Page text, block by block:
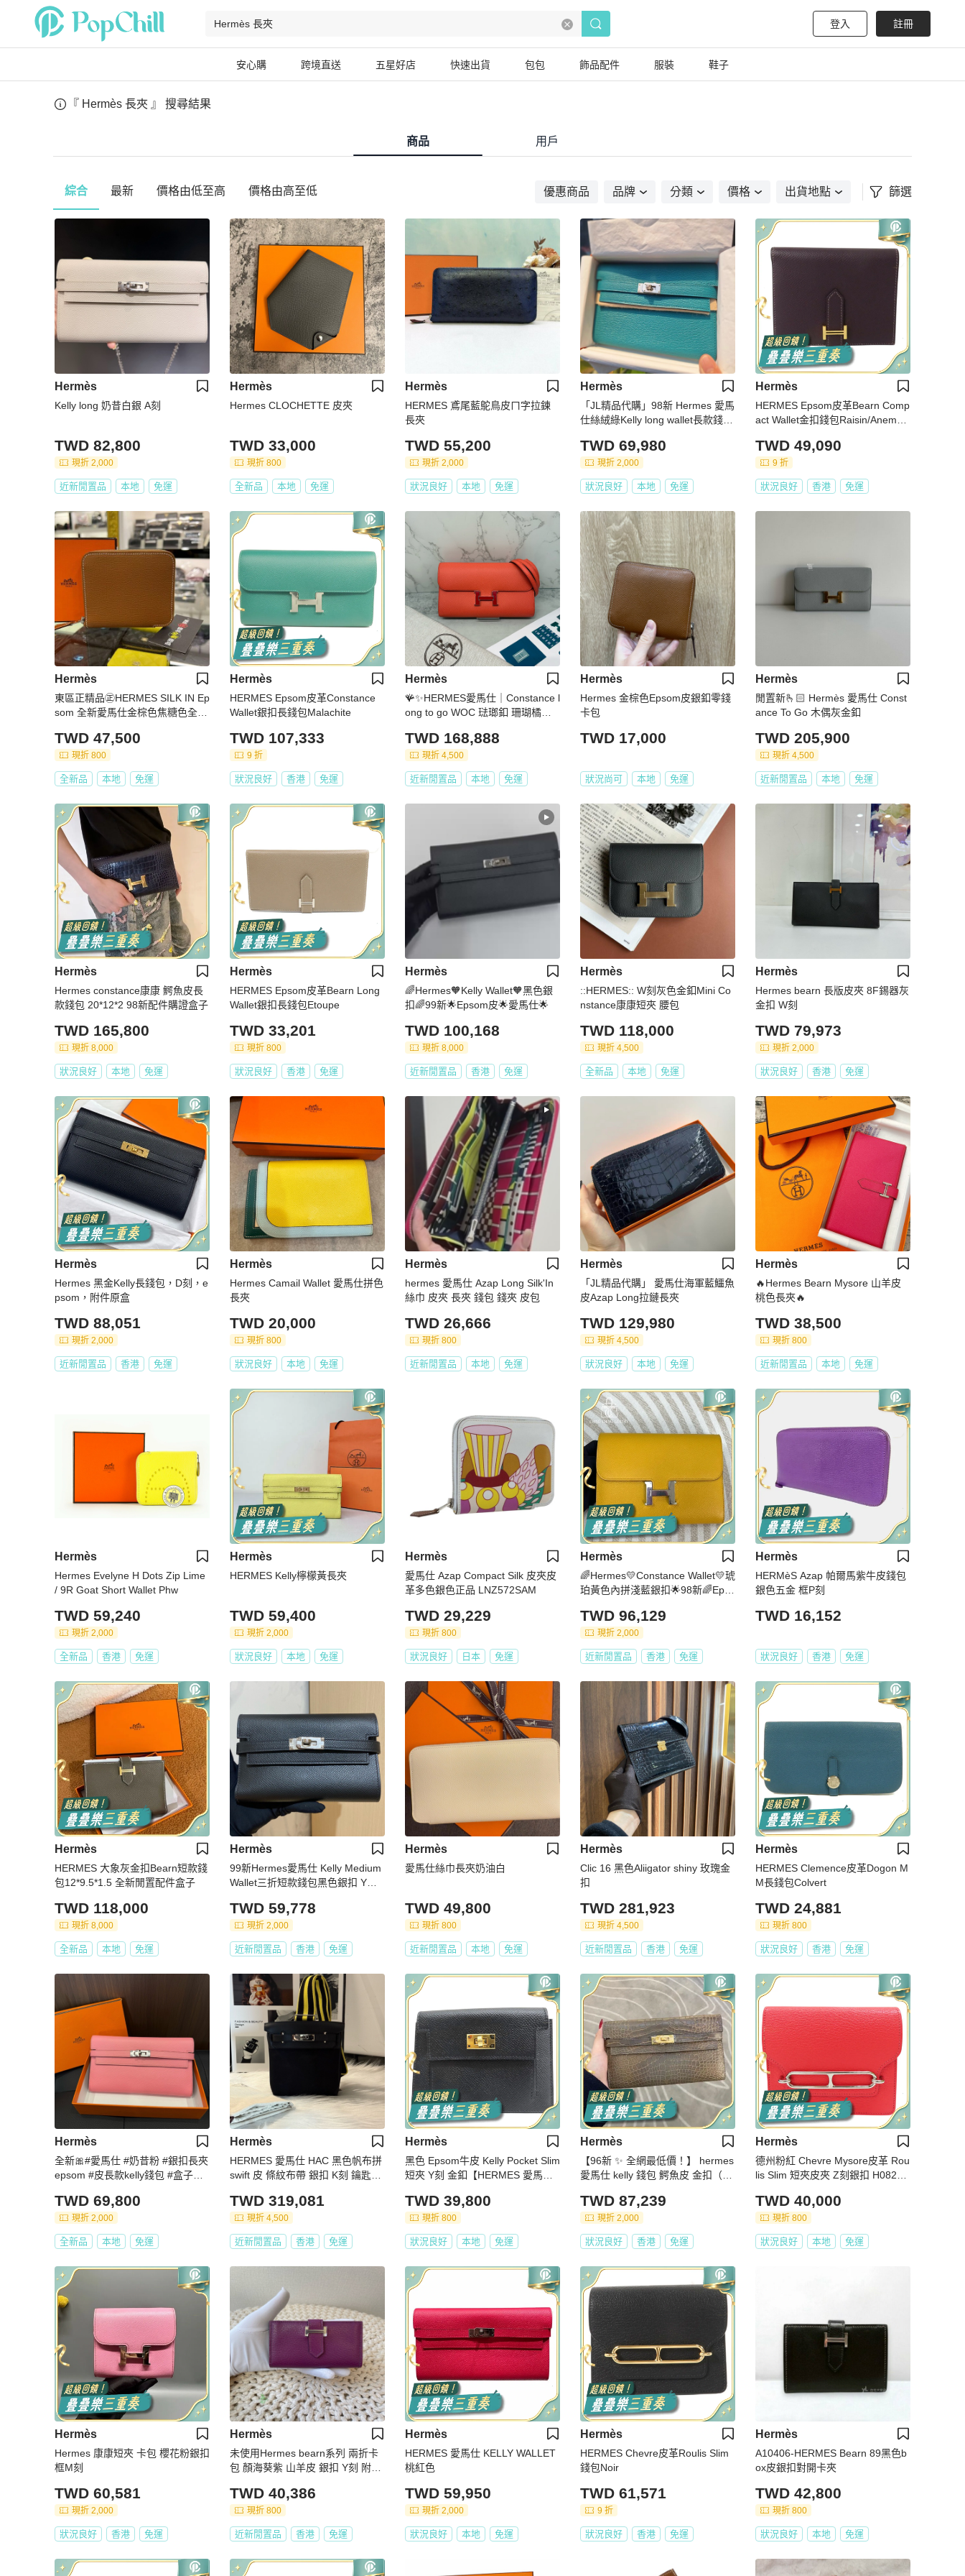
登入 註冊
安心購 跨境直送 五星好店 快速出貨 包包 飾品配件 服裝 鞋子
『 Hermès 長夾 』 搜尋結果
商品 用戶
綜合 最新 價格由低至高 價格由高至低 優惠商品 品牌 分類 價格 出貨地點 篩選
Hermès
Kelly long 奶昔白銀 A刻
TWD 82,800
現折 2,000
近新閒置品 本地 免運
Hermès
Hermes CLOCHETTE 皮夾
TWD 33,000
現折 800
全新品 本地 免運
Hermès
HERMES 鳶尾藍鴕鳥皮ㄇ字拉鍊
長夾
TWD 55,200
現折 2,000
狀況良好 本地 免運
Hermès
「JL精品代購」98新 Hermes 愛馬
仕絲絨綠Kelly long wallet長款錢包
TWD 69,980
現折 2,000
狀況良好 本地 免運
Hermès
HERMES Epsom皮革Bearn Comp
act Wallet金扣錢包Raisin/Anemon
TWD 49,090
9 折
狀況良好 香港 免運
Hermès
東區正精品㊣HERMES SILK IN Ep
som 全新愛馬仕金棕色焦糖色全皮
Z6110
TWD 47,500
現折 800
全新品 本地 免運
Hermès
HERMES Epsom皮革Constance
Wallet銀扣長錢包Malachite
TWD 107,333
9 折
狀況良好 香港 免運
Hermès
🪸✨HERMES愛馬仕｜Constance l
ong to go WOC 琺瑯釦 珊瑚橘粉✨
TWD 168,888
現折 4,500
近新閒置品 本地 免運
Hermès
Hermes 金棕色Epsom皮銀釦零錢
卡包
TWD 17,000
狀況尚可 本地 免運
Hermès
閒置新🫰🏻 Hermès 愛馬仕 Const
ance To Go 木偶灰金釦
TWD 205,900
現折 4,500
近新閒置品 本地 免運
Hermès
Hermes constance康康 鰐魚皮長
款錢包 20*12*2 98新配件購證盒子
TWD 165,800
現折 8,000
狀況良好 本地 免運
Hermès
HERMES Epsom皮革Bearn Long
Wallet銀扣長錢包Etoupe
TWD 33,201
現折 800
狀況良好 香港 免運
Hermès
🌈Hermes🧡Kelly Wallet🧡黑色銀
扣🌈99新🌟Epsom皮🌟愛馬仕🌟
TWD 100,168
現折 8,000
近新閒置品 香港 免運
Hermès
::HERMES:: W刻灰色金釦Mini Co
nstance康康短夾 腰包
TWD 118,000
現折 4,500
全新品 本地 免運
Hermès
Hermes bearn 長版皮夾 8F錫器灰
金扣 W刻
TWD 79,973
現折 2,000
狀況良好 香港 免運
Hermès
Hermes 黑金Kelly長錢包，D刻，e
psom，附件原盒
TWD 88,051
現折 2,000
近新閒置品 香港 免運
Hermès
Hermes Camail Wallet 愛馬仕拼色
長夾
TWD 20,000
現折 800
狀況良好 本地 免運
Hermès
hermes 愛馬仕 Azap Long Silk'In
絲巾 皮夾 長夾 錢包 錢夾 皮包
TWD 26,666
現折 800
近新閒置品 本地 免運
Hermès
「JL精品代購」 愛馬仕海軍藍鱷魚
皮Azap Long拉鏈長夾
TWD 129,980
現折 4,500
狀況良好 本地 免運
Hermès
🔥Hermes Bearn Mysore 山羊皮
桃色長夾🔥
TWD 38,500
現折 800
近新閒置品 本地 免運
Hermès
Hermes Evelyne H Dots Zip Lime
/ 9R Goat Short Wallet Phw
TWD 59,240
現折 2,000
全新品 香港 免運
Hermès
HERMES Kelly檸檬黃長夾
TWD 59,400
現折 2,000
狀況良好 本地 免運
Hermès
愛馬仕 Azap Compact Silk 皮夾皮
革多色銀色正品 LNZ572SAM
TWD 29,229
現折 800
狀況良好 日本 免運
Hermès
🌈Hermes💛Constance Wallet💛琥
珀黃色內拼淺藍銀扣🌟98新🌈Epso
TWD 96,129
現折 2,000
近新閒置品 香港 免運
Hermès
HERMèS Azap 帕爾馬紫牛皮錢包
銀色五金 框P刻
TWD 16,152
狀況良好 香港 免運
Hermès
HERMES 大象灰金扣Bearn短款錢
包12*9.5*1.5 全新閒置配件盒子
TWD 118,000
現折 8,000
全新品 本地 免運
Hermès
99新Hermes愛馬仕 Kelly Medium
Wallet三折短款錢包黑色銀扣 Y刻
TWD 59,778
現折 2,000
近新閒置品 香港 免運
Hermès
愛馬仕絲巾長夾奶油白
TWD 49,800
現折 800
近新閒置品 本地 免運
Hermès
Clic 16 黑色Aliigator shiny 玫瑰金
扣
TWD 281,923
現折 4,500
近新閒置品 香港 免運
Hermès
HERMES Clemence皮革Dogon M
M長錢包Colvert
TWD 24,881
現折 800
狀況良好 香港 免運
Hermès
全新🎀#愛馬仕 #奶昔粉 #銀扣長夾
epsom #皮長款kelly錢包 #盒子購
TWD 69,800
現折 2,000
全新品 本地 免運
Hermès
HERMES 愛馬仕 HAC 黑色帆布拼
swift 皮 條紋布帶 銀扣 K刻 鑰匙鎖
TWD 319,081
現折 4,500
近新閒置品 香港 免運
Hermès
黑色 Epsom牛皮 Kelly Pocket Slim
短夾 Y刻 金釦【HERMES 愛馬
TWD 39,800
現折 800
狀況良好 本地 免運
Hermès
【96新 ✨ 全網最低價！】 hermes
愛馬仕 kelly 錢包 鰐魚皮 金扣（下
TWD 87,239
現折 2,000
狀況良好 香港 免運
Hermès
德州粉紅 Chevre Mysore皮革 Rou
lis Slim 短夾皮夾 Z刻銀扣 H08221
TWD 40,000
現折 800
狀況良好 本地 免運
Hermès
Hermes 康康短夾 卡包 櫻花粉銀扣
框M刻
TWD 60,581
現折 2,000
狀況良好 香港 免運
Hermès
未使用Hermes bearn系列 兩折卡
包 顏海葵紫 山羊皮 銀扣 Y刻 附
TWD 40,386
現折 800
近新閒置品 香港 免運
Hermès
HERMES 愛馬仕 KELLY WALLET
桃紅色
TWD 59,950
現折 2,000
狀況良好 本地 免運
Hermès
HERMES Chevre皮革Roulis Slim
錢包Noir
TWD 61,571
9 折
狀況良好 香港 免運
Hermès
A10406-HERMES Bearn 89黑色b
ox皮銀扣對開卡夾
TWD 42,800
現折 800
狀況良好 本地 免運